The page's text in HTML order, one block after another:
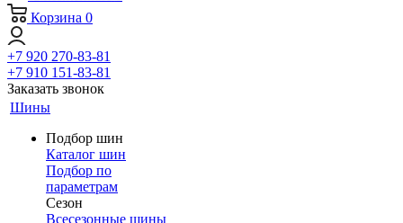
Корзина 0
+7 920 270-83-81
+7 910 151-83-81
Заказать звонок
Шины
Подбор шин
Каталог шин
Подбор по
параметрам
Сезон
Всесезонные шины